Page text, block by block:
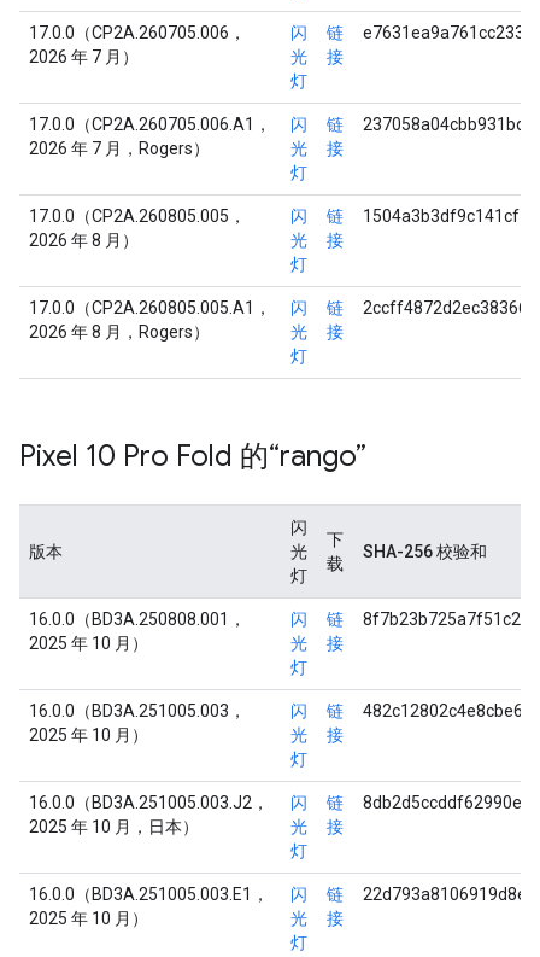
17.0.0（CP2A.260705.006，
2026 年 7 月）
闪
光
灯
链
接
17.0.0（CP2A.260705.006.A1，
2026 年 7 月，Rogers）
闪
光
灯
链
接
17.0.0（CP2A.260805.005，
2026 年 8 月）
闪
光
灯
链
接
17.0.0（CP2A.260805.005.A1，
2026 年 8 月，Rogers）
闪
光
灯
链
接
Pixel 10 Pro Fold 的“rango”
版本
闪
光
灯
下
载
SHA-256 校验和
16.0.0（BD3A.250808.001，
2025 年 10 月）
闪
光
灯
链
接
16.0.0（BD3A.251005.003，
2025 年 10 月）
闪
光
灯
链
接
16.0.0（BD3A.251005.003.J2，
2025 年 10 月，日本）
闪
光
灯
链
接
16.0.0（BD3A.251005.003.E1，
2025 年 10 月）
闪
光
灯
链
接